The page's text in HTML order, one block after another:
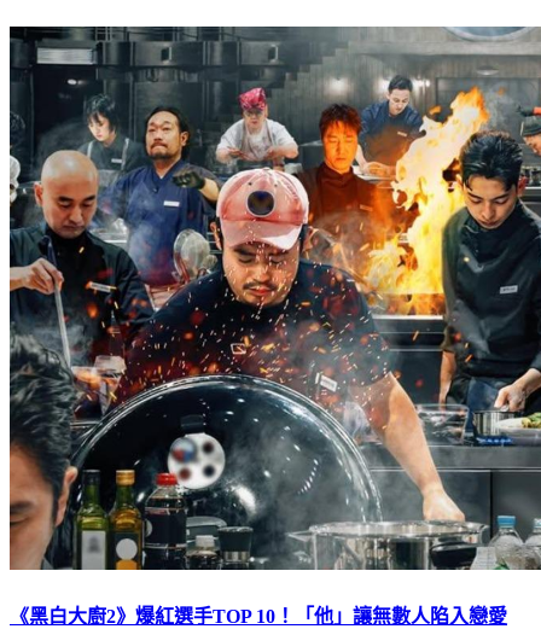
《黑白大廚2》爆紅選手TOP 10！「他」讓無數人陷入戀愛